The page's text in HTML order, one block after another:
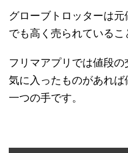
グローブトロッターは
でも高く売られているこ
フリマアプリでは値段
気に入ったものがあれ
一つの手です。